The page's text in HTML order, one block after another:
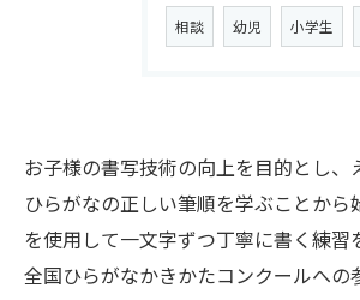
相談 幼児 小学生
お子様の書写技術の向上を目的とし、
ひらがなの正しい筆順を学ぶことから
を使用して一文字ずつ丁寧に書く練習
全国ひらがなかきかたコンクールへの